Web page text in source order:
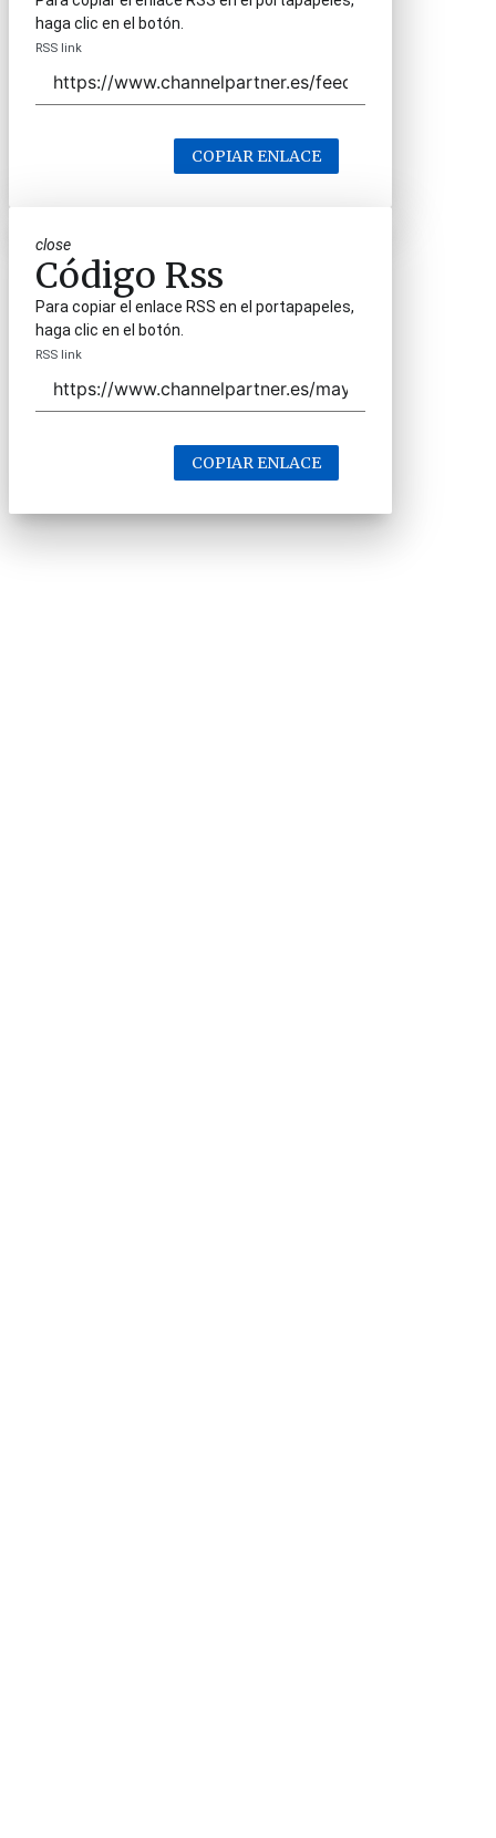
haga clic en el botón.
RSS link
COPIAR ENLACE
close
Código Rss
Para copiar el enlace RSS en el portapapeles,
haga clic en el botón.
RSS link
COPIAR ENLACE